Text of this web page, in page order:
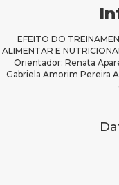
EFEITO DO
ALIMENTAR E
Orientador: Renata
Gabriela Amorim Pereira